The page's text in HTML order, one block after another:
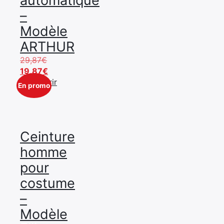
–
Modèle
ARTHUR
29,87€Le
prix
initial
était :
19,87€
prix
actuel
Découvrir
En promo
Ceinture
homme
pour
costume
–
Modèle